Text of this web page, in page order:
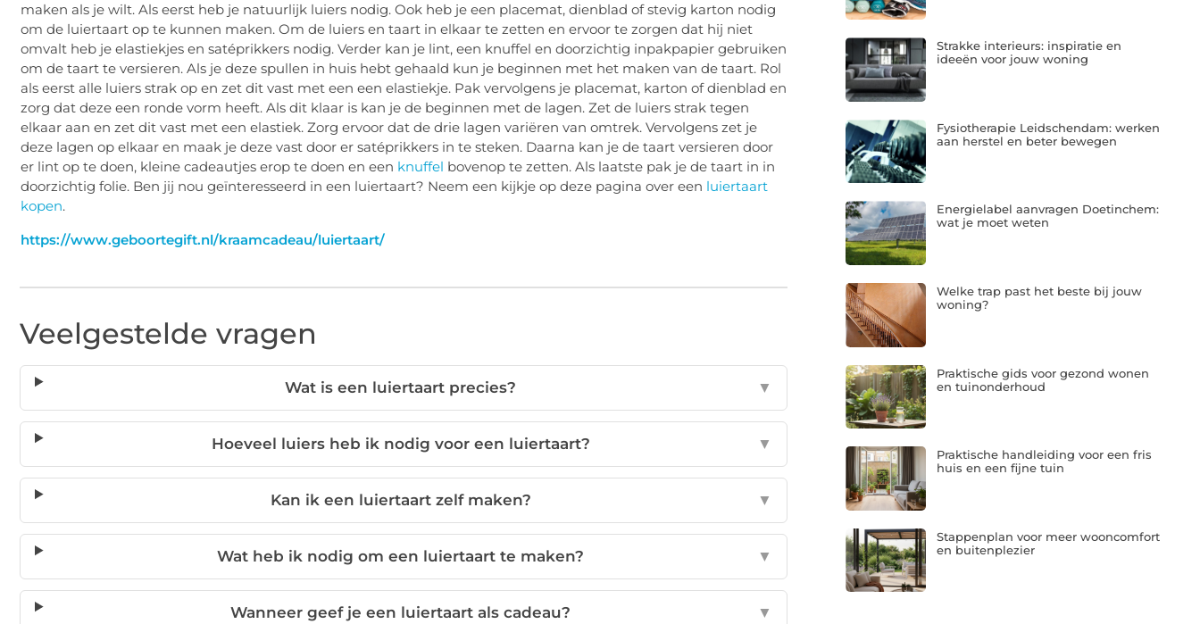
maken als je wilt. Als eerst heb je natuurlijk luiers nodig. Ook heb je een placemat, dienblad of stevig karton nodig
om de luiertaart op te kunnen maken. Om de luiers en taart in elkaar te zetten en ervoor te zorgen dat hij niet
omvalt heb je elastiekjes en satéprikkers nodig. Verder kan je lint, een knuffel en doorzichtig inpakpapier gebruiken
om de taart te versieren. Als je deze spullen in huis hebt gehaald kun je beginnen met het maken van de taart. Rol
als eerst alle luiers strak op en zet dit vast met een een elastiekje. Pak vervolgens je placemat, karton of dienblad en
zorg dat deze een ronde vorm heeft. Als dit klaar is kan je de beginnen met de lagen. Zet de luiers strak tegen
elkaar aan en zet dit vast met een elastiek. Zorg ervoor dat de drie lagen variëren van omtrek. Vervolgens zet je
deze lagen op elkaar en maak je deze vast door er satéprikkers in te steken. Daarna kan je de taart versieren door
er lint op te doen, kleine cadeautjes erop te doen en een knuffel bovenop te zetten. Als laatste pak je de taart in in
doorzichtig folie. Ben jij nou geïnteresseerd in een luiertaart? Neem een kijkje op deze pagina over een luiertaart
kopen.
https://www.geboortegift.nl/kraamcadeau/luiertaart/
Veelgestelde vragen
Wat is een luiertaart precies? ▼
Hoeveel luiers heb ik nodig voor een luiertaart? ▼
Kan ik een luiertaart zelf maken? ▼
Wat heb ik nodig om een luiertaart te maken? ▼
Wanneer geef je een luiertaart als cadeau? ▼
Strakke interieurs: inspiratie en
ideeën voor jouw woning
Fysiotherapie Leidschendam: werken
aan herstel en beter bewegen
Energielabel aanvragen Doetinchem:
wat je moet weten
Welke trap past het beste bij jouw
woning?
Praktische gids voor gezond wonen
en tuinonderhoud
Praktische handleiding voor een fris
huis en een fijne tuin
Stappenplan voor meer wooncomfort
en buitenplezier